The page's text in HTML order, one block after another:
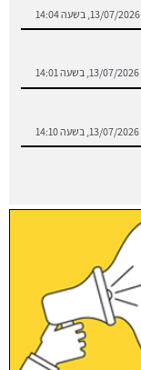
13/07/2026, בשעה 14:04
13/07/2026, בשעה 14:01
13/07/2026, בשעה 14:10